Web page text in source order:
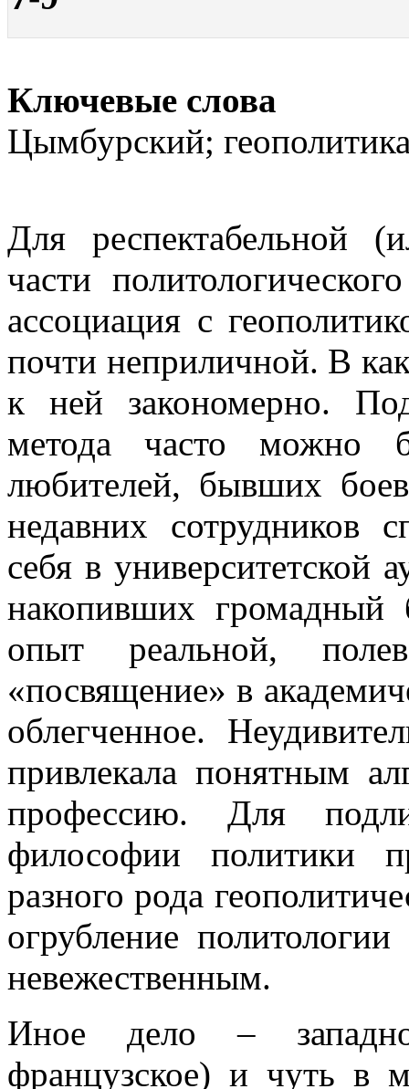
Ключевые слова
Цымбурский;
Для респектабельной
части
ассоциация с
почти неприличной. В
к ней закономерно.
метода часто можно
любителей, бывших
недавних сотрудников
себя в университетской
накопивших громадный
опыт реальной,
«посвящение» в
облегченное.
привлекала понятным
профессию. Для
философии политики
разного рода
огрубление
невежественным.
Иное дело –
французское) и чуть в